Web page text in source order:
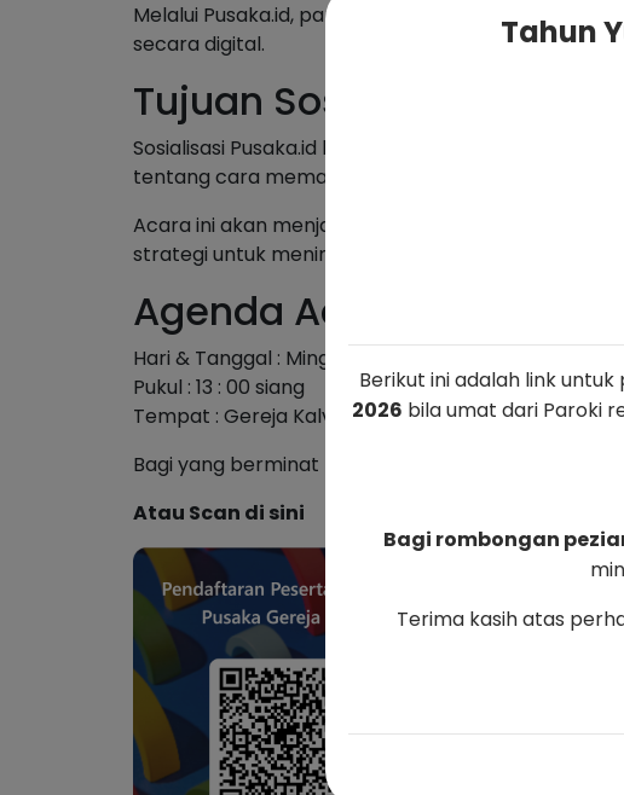
Melalui Pusaka.id, para pelaku UMKM akan
secara digital.
Tujuan Sosialisasi
Sosialisasi Pusaka.id bertujuan untuk
tentang cara memanfaatkannya untuk
Acara ini akan menjadi kesempatan bagi para
strategi untuk meningkatkan visibilitas produk dan
Agenda Acara
Hari & Tanggal : Minggu, 11 Agustus 2024
Pukul : 13 : 00 siang
Tempat : Gereja Kalvari
Bagi yang berminat mohon untuk mendaftarkan
Atau Scan di sini
Tahun
Berikut ini adalah link
2026 bila umat dari Paroki
Bagi rombongan
Terima kasih atas